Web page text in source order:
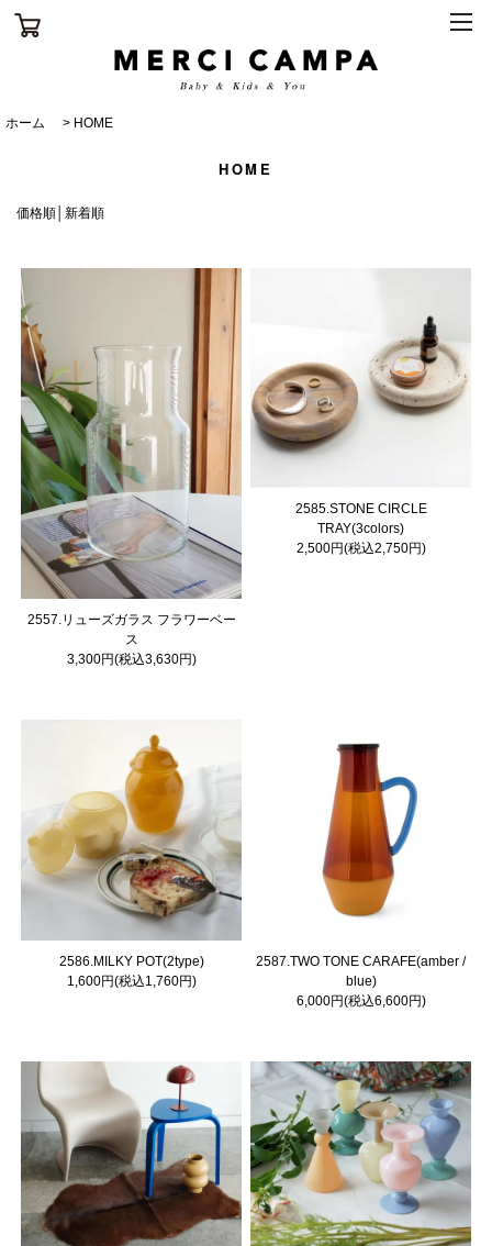
ホーム > HOME
HOME
価格順 新着順
2557.リューズガラス フラワーベー
ス
3,300円(税込3,630円)
2585.STONE CIRCLE
TRAY(3colors)
2,500円(税込2,750円)
2586.MILKY POT(2type)
1,600円(税込1,760円)
2587.TWO TONE CARAFE(amber /
blue)
6,000円(税込6,600円)